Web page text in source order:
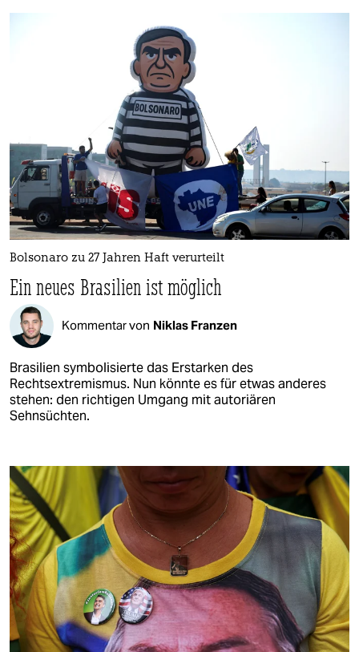
Bolsonaro zu 27 Jahren Haft verurteilt
Ein neues Brasilien ist möglich
Kommentar von Niklas Franzen
Brasilien symbolisierte das Erstarken des
Rechtsextremismus. Nun könnte es für etwas anderes
stehen: den richtigen Umgang mit autoriären
Sehnsüchten.